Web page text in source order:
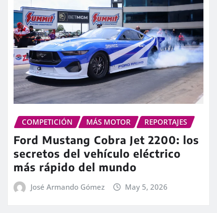
COMPETICIÓN MÁS MOTOR REPORTAJES
Ford Mustang Cobra Jet 2200: los
secretos del vehículo eléctrico
más rápido del mundo
José Armando Gómez May 5, 2026